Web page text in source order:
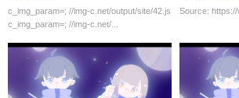
c_img_param=; //img-c.net/output/site/42.js
c_img_param=; //img-c.net/...
到、ムロツ
第6話
Source: https://